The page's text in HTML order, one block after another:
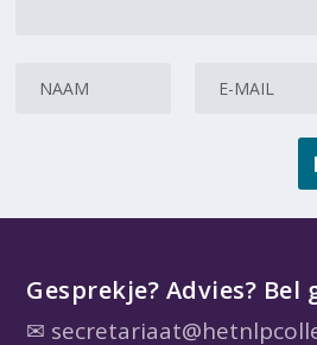
Gesprekje? Advies? Bel
✉